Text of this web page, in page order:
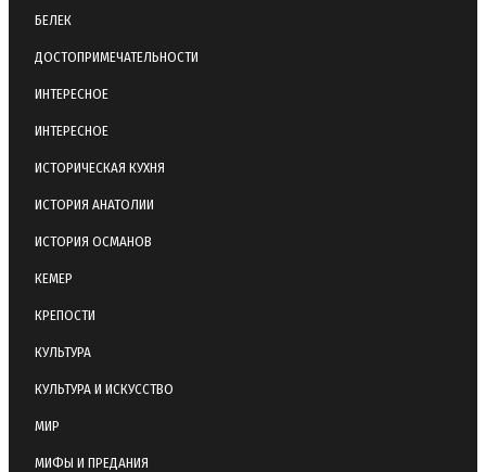
БЕЛЕК
ДОСТОПРИМЕЧАТЕЛЬНОСТИ
ИНТЕРЕСНОЕ
ИНТЕРЕСНОЕ
ИСТОРИЧЕСКАЯ КУХНЯ
ИСТОРИЯ АНАТОЛИИ
ИСТОРИЯ ОСМАНОВ
КЕМЕР
КРЕПОСТИ
КУЛЬТУРА
КУЛЬТУРА И ИСКУССТВО
МИР
МИФЫ И ПРЕДАНИЯ